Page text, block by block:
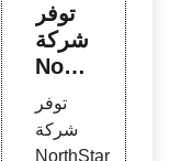
توفر
شركة
Nort
hStar
بفخر
منتجا
توفر
شركة
NorthStar